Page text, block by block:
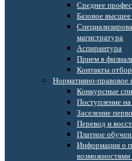
Среднее
Базовое высшее
магистратура
Аспирантура
Прием в
Контакты
Нормативно-правовое
Конкурсные
Поступление
Заселение
Перевод и
Платное
Информация о
возможностями